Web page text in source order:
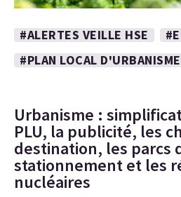
#ALERTES VEILLE HSE
#PLAN LOCAL D'URBANISME
Urbanisme :
PLU, la publicité, les
destination, les parcs
stationnement et les
nucléaires